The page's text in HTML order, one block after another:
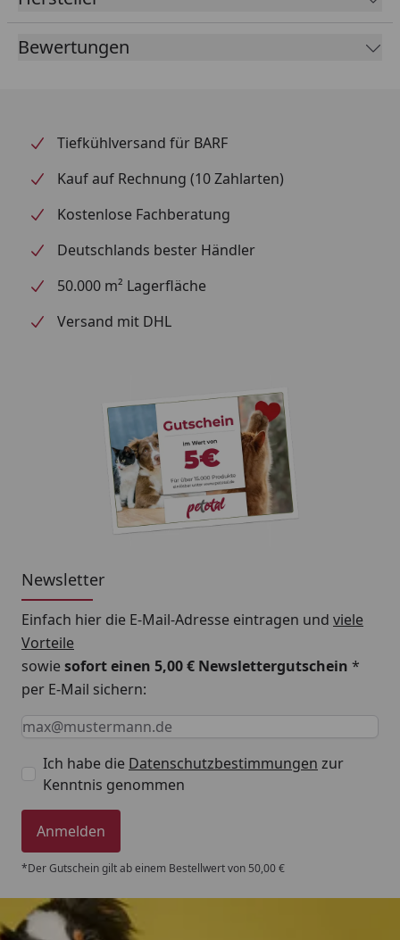
Bewertungen
Tiefkühlversand für BARF
Kauf auf Rechnung (10 Zahlarten)
Kostenlose Fachberatung
Deutschlands bester Händler
50.000 m² Lagerfläche
Versand mit DHL
Newsletter
Einfach hier die E-Mail-Adresse eintragen und viele
Vorteile
sowiesofort einen 5,00 € Newslettergutschein *
per E-Mail sichern:
Keine Eingabe erforderlich
Eingabe erforderlich
E-Mail *
Ich habe die Datenschutzbestimmungen zur
Kenntnis genommen
Anmelden
*Der Gutschein gilt ab einem Bestellwert von 50,00 €